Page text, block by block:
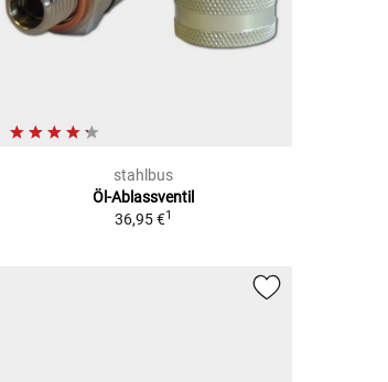
stahlbus
Öl-Ablassventil
36,95 €1